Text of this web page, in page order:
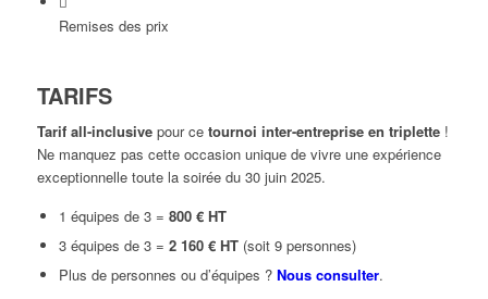
Remises des prix
TARIFS
Tarif all-inclusivepour ce tournoi inter-entreprise en triplette!
Ne manquez pas cette occasion unique de vivre une expérience
exceptionnelle toute la soirée du 30 juin 2025.
1 équipes de 3 = 800 € HT
3 équipes de 3 = 2 160 € HT(soit 9 personnes)
Plus de personnes ou d’équipes ? Nous consulter.